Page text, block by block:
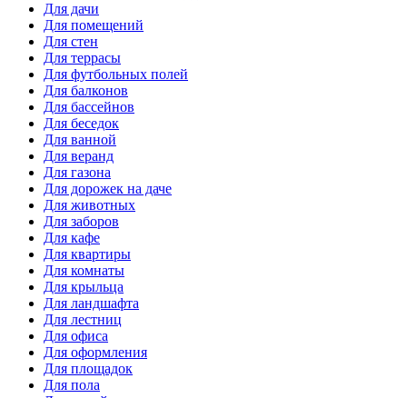
Для дачи
Для помещений
Для стен
Для террасы
Для футбольных полей
Для балконов
Для бассейнов
Для беседок
Для ванной
Для веранд
Для газона
Для дорожек на даче
Для животных
Для заборов
Для кафе
Для квартиры
Для комнаты
Для крыльца
Для ландшафта
Для лестниц
Для офиса
Для оформления
Для площадок
Для пола